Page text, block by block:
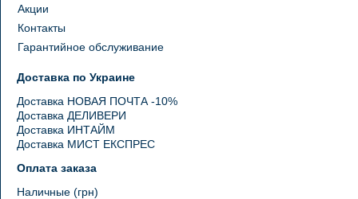
Акции
Контакты
Гарантийное обслуживание
Доставка по Украине
Доставка НОВАЯ ПОЧТА -10%
Доставка ДЕЛИВЕРИ
Доставка ИНТАЙМ
Доставка МИСТ ЕКСПРЕС
Оплата заказа
Наличные (грн)